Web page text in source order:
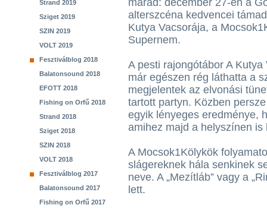
Strand 2019
Sziget 2019
SZIN 2019
VOLT 2019
Fesztiválblog 2018
Balatonsound 2018
EFOTT 2018
Fishing on Orfű 2018
Strand 2018
Sziget 2018
SZIN 2018
VOLT 2018
Fesztiválblog 2017
Balatonsound 2017
Fishing on Orfű 2017
marad: december 27-én a
alterszcéna kedvencei
Kutya Vacsorája, a
Supernem.
A pesti rajongótábor A Kutya
már egészen rég láthatta a
megjelentek az elvonási
tartott partyn. Közben
egyik lényeges eredménye,
amihez majd a helyszínen
A Mocsok1Kölykök
slágereknek hála senkinek
neve. A „Mezítláb” vagy a
lett.